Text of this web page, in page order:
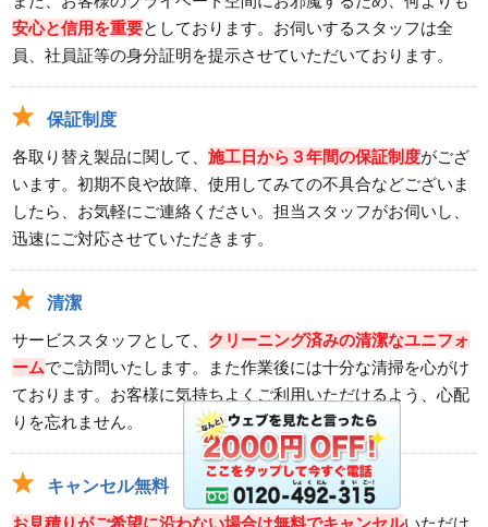
安心と信用を重要としております。お伺いするスタッフは全
員、社員証等の身分証明を提示させていただいております。
保証制度
各取り替え製品に関して、施工日から３年間の保証制度がござ
います。初期不良や故障、使用してみての不具合などございま
したら、お気軽にご連絡ください。担当スタッフがお伺いし、
迅速にご対応させていただきます。
清潔
サービススタッフとして、 クリーニング済みの清潔なユニフォ
ームでご訪問いたします。また作業後には十分な清掃を心がけ
ております。お客様に気持ちよくご利用いただけるよう、心配
りを忘れません。
キャンセル無料